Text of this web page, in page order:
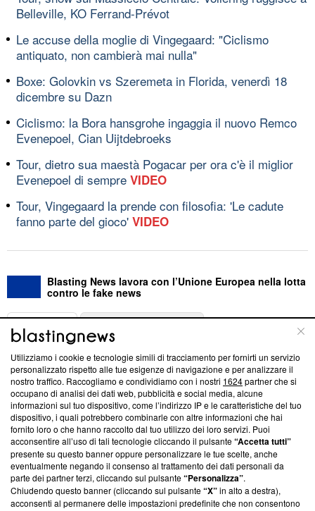
Belleville, KO Ferrand-Prévot
Le accuse della moglie di Vingegaard: "Ciclismo
antiquato, non cambierà mai nulla"
Boxe: Golovkin vs Szeremeta in Florida, venerdì 18
dicembre su Dazn
Ciclismo: la Bora hansgrohe ingaggia il nuovo Remco
Evenepoel, Cian Uijtdebroeks
Tour, dietro sua maestà Pogacar per ora c'è il miglior
Evenepoel di sempre VIDEO
Tour, Vingegaard la prende con filosofia: 'Le cadute
fanno parte del gioco' VIDEO
Blasting News lavora con l’Unione Europea nella lotta
contro le fake news
ABOUT
Questa sezione offre informazioni trasparenti su Blasting
News, sui nostri processi editoriali e su come ci impegniamo a
creare news di qualità. Inoltre, afferma la nostra aderenza a
‘Trust Project - News with Integrity’Blasting News non è
ancora membro del programma, ma ha richiesto di farne
parte; Trust Project non ha ancora effettuato una verifica di
conformità agli standard.
Su di noi
Team editoriale
Utilizziamo i cookie e tecnologie simili di tracciamento per fornirti un servizio
personalizzato rispetto alle tue esigenze di navigazione e per analizzare il
nostro traffico. Raccogliamo e condividiamo con i nostri 1624partner che si
occupano di analisi dei dati web, pubblicità e social media, alcune
informazioni sul tuo dispositivo, come l’indirizzo IP e le caratteristiche del tuo
dispositivo, i quali potrebbero combinarle con altre informazioni che hai
fornito loro o che hanno raccolto dal tuo utilizzo dei loro servizi. Puoi
acconsentire all’uso di tali tecnologie cliccando il pulsante“Accetta tutti”
presente su questo banner oppure personalizzare le tue scelte, anche
eventualmente negando il consenso al trattamento dei dati personali da
parte dei partner terzi, cliccando sul pulsante“Personalizza”.
Chiudendo questo banner (cliccando sul pulsante“X”in alto a destra),
acconsenti al permanere delle impostazioni predefinite che non consentono